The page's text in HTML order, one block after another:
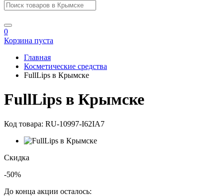
0
Корзина пуста
Главная
Косметические средства
FullLips в Крымске
FullLips в Крымске
Код товара: RU-10997-I62IA7
Скидка
-50%
До конца акции осталось: